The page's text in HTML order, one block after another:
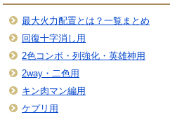
最大火力配置とは？一覧まとめ
回復十字消し用
2色コンボ・列強化・英雄神用
2way・二色用
キン肉マン編用
ケプリ用